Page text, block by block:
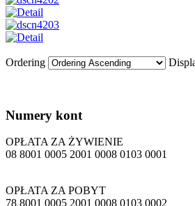
Ordering
Numery kont
OPŁATA ZA ŻYWIENIE
08 8001 0005 2001 0008 0103 0001
OPŁATA ZA POBYT
78 8001 0005 2001 0008 0103 0002